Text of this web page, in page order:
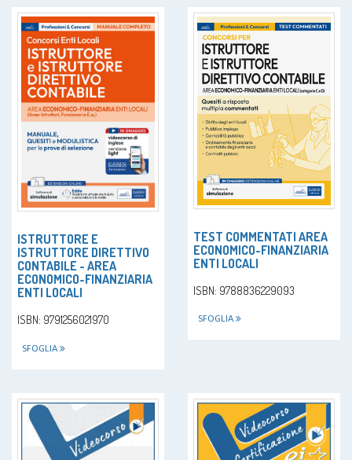
ISTRUTTORE E
ISTRUTTORE DIRETTIVO
CONTABILE - AREA
ECONOMICO-FINANZIARIA
ENTI LOCALI
ISBN: 9791256021970
SFOGLIA
TEST COMMENTATI AREA
ECONOMICO-FINANZIARIA
ENTI LOCALI
ISBN: 9788836229093
SFOGLIA